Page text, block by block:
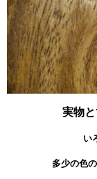
実物
い
多少の色